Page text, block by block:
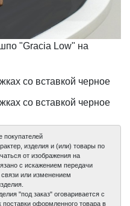
покупателей
изделия и (или) товары по
от изображения на
с искажением передачи
или изменением
"под заказ" оговаривается с
оформленного товара в